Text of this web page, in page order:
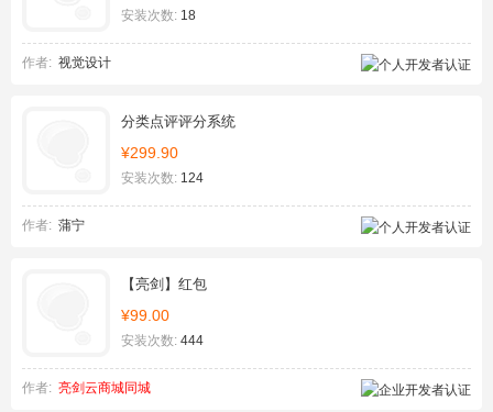
安装次数: 18
作者: 视觉设计
分类点评评分系统
¥299.90
安装次数: 124
作者: 蒲宁
【亮剑】红包
¥99.00
安装次数: 444
作者: 亮剑云商城同城